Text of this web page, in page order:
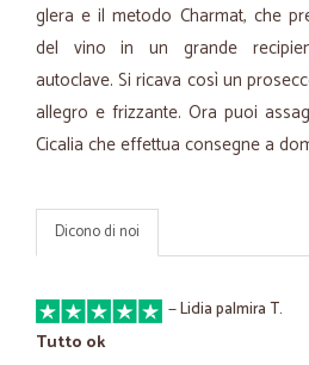
glera e il metodo Charmat, che
del vino in un grande
autoclave. Si ricava così un
allegro e frizzante. Ora puoi
Cicalia che effettua consegne a
Dicono di noi
—Lidia palmira T.
Tutto ok